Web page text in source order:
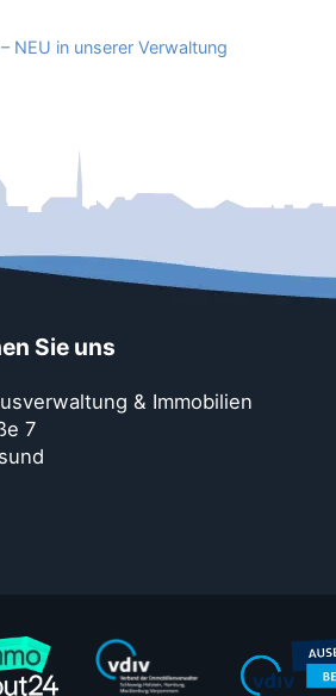
NEU in unserer Verwaltung
Sie uns
& Immobilien
7